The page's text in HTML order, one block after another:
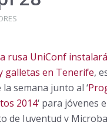
rusa UniConf
galletas en Tenerife,
semana junto al ‘
2014‘ para jóvenes
de Juventud y